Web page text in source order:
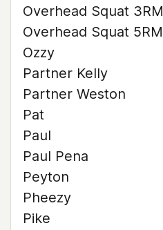
Overhead Squat 3RM
Overhead Squat 5RM
Ozzy
Partner Kelly
Partner Weston
Pat
Paul
Paul Pena
Peyton
Pheezy
Pike